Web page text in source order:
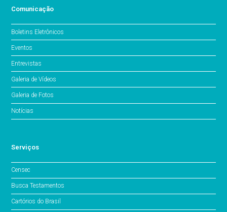
Comunicação
Boletins Eletrônicos
Eventos
Entrevistas
Galeria de Vídeos
Galeria de Fotos
Notícias
Serviços
Censec
Busca Testamentos
Cartórios do Brasil